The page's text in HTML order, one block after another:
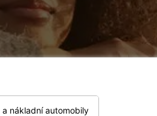
nákladní automobily